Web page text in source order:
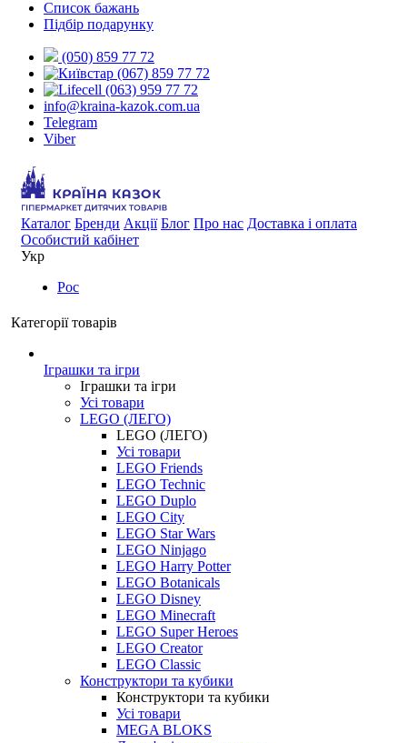
Список бажань
Підбір подарунку
(050) 859 77 72
(067) 859 77 72
(063) 959 77 72
info@kraina-kazok.com.ua
Telegram
Viber
Каталог Бренди Акції Блог Про нас Доставка і оплата
Особистий кабінет
Укр
Рос
Категорії товарів
Іграшки та ігри
Іграшки та ігри
Усі товари
LEGO (ЛЕГО)
LEGO (ЛЕГО)
Усі товари
LEGO Friends
LEGO Technic
LEGO Duplo
LEGO City
LEGO Star Wars
LEGO Ninjago
LEGO Harry Potter
LEGO Botanicals
LEGO Disney
LEGO Minecraft
LEGO Super Heroes
LEGO Creator
LEGO Classic
Конструктори та кубики
Конструктори та кубики
Усі товари
MEGA BLOKS